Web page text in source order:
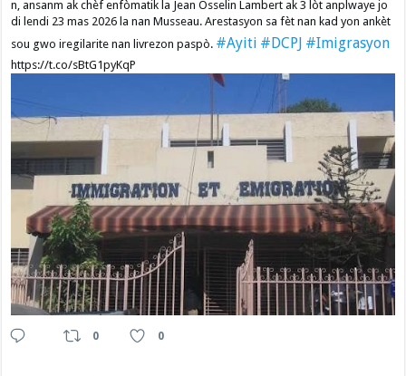
n, ansanm ak chèf enfòmatik la Jean Osselin Lambert ak 3 lòt anplwaye jo
di lendi 23 mas 2026 la nan Musseau. Arestasyon sa fèt nan kad yon ankèt
sou gwo iregilarite nan livrezon paspò. #Ayiti #DCPJ #Imigrasyon
https://t.co/sBtG1pyKqP
0 0